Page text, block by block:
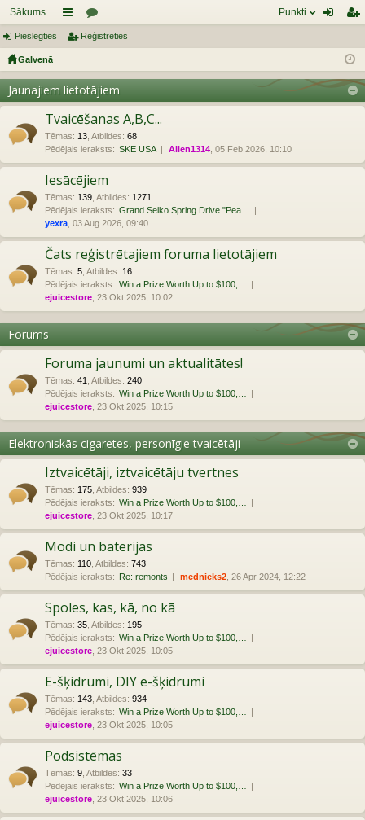
Sākums
aī
es
or
mi
Punkti
ēg
ist
rēt
Pieslēgties Reģistrēties
Galvenā
Jaunajiem lietotājiem
Tvaicēšanas A,B,C...
Tēmas: 13 Atbildes: 68
Pēdējais ieraksts: SKE USA Allen1314 , 05 Feb 2026, 10:10
Iesācējiem
Tēmas: 139 Atbildes: 1271
Pēdējais ieraksts: Grand Seiko Spring Drive "Pea…
yexra , 03 Aug 2026, 09:40
Čats reģistrētajiem foruma lietotājiem
Tēmas: 5 Atbildes: 16
Pēdējais ieraksts: Win a Prize Worth Up to $100,…
ejuicestore , 23 Okt 2025, 10:02
Forums
Foruma jaunumi un aktualitātes!
Tēmas: 41 Atbildes: 240
Pēdējais ieraksts: Win a Prize Worth Up to $100,…
ejuicestore , 23 Okt 2025, 10:15
Elektroniskās cigaretes, personīgie tvaicētāji
Iztvaicētāji, iztvaicētāju tvertnes
Tēmas: 175 Atbildes: 939
Pēdējais ieraksts: Win a Prize Worth Up to $100,…
ejuicestore , 23 Okt 2025, 10:17
Modi un baterijas
Tēmas: 110 Atbildes: 743
Pēdējais ieraksts: Re: remonts mednieks2 , 26 Apr 2024, 12:22
Spoles, kas, kā, no kā
Tēmas: 35 Atbildes: 195
Pēdējais ieraksts: Win a Prize Worth Up to $100,…
ejuicestore , 23 Okt 2025, 10:05
E-šķidrumi, DIY e-šķidrumi
Tēmas: 143 Atbildes: 934
Pēdējais ieraksts: Win a Prize Worth Up to $100,…
ejuicestore , 23 Okt 2025, 10:05
Podsistēmas
Tēmas: 9 Atbildes: 33
Pēdējais ieraksts: Win a Prize Worth Up to $100,…
ejuicestore , 23 Okt 2025, 10:06